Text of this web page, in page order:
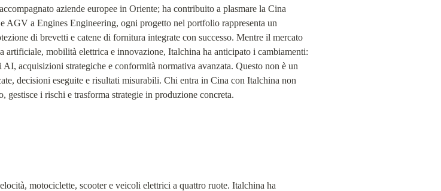
aziende europee in Oriente; ha contribuito a plasmare la Cina
a Engines Engineering, ogni progetto nel portfolio rappresenta un
di brevetti e catene di fornitura integrate con successo. Mentre il mercato
mobilità elettrica e innovazione, Italchina ha anticipato i cambiamenti:
acquisizioni strategiche e conformità normativa avanzata. Questo non è un
decisioni eseguite e risultati misurabili. Chi entra in Cina con Italchina non
gestisce i rischi e trasforma strategie in produzione concreta.
motociclette, scooter e veicoli elettrici a quattro ruote. Italchina ha